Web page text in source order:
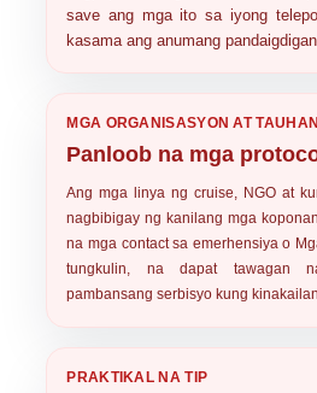
save ang mga ito sa iyong
kasama ang anumang
MGA ORGANISASYON AT TAUHAN
Panloob na mga
Ang mga linya ng cruise, NGO at
nagbibigay ng kanilang mga
na mga contact sa emerhensiya o
tungkulin, na dapat tawagan
pambansang serbisyo kung
PRAKTIKAL NA TIP